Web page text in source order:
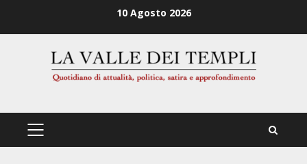
10 Agosto 2026
PRIMÄRES